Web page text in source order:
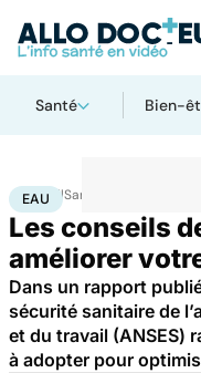
Santé Bien-
AccueilSanté
EAU
Les conseils
améliorer
Dans un rapport
sécurité sanitaire de
et du travail (ANSES)
à adopter pour